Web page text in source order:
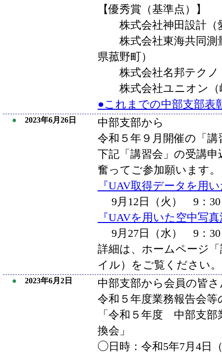
【優秀賞（基準点）】
株式会社神田設計（
株式会社東海共同測
県菰野町）
株式会社名邦テクノ
株式会社ユニオン（
●これまでの中部支部表
● 2023年6月26日
中部支部から
令和５年９月開催の「
下記「講習会」の受講
奮ってご参加願います。
『UAV取得データを用
9月12日（火） 9：30
『UAVを用いた空中写
9月27日（水） 9：30
詳細は、ホームページ
イル）をご覧ください。
● 2023年6月2日
中部支部から会員の皆
令和５年度業務報告会等
「令和５年度 中部支部
換会」
◯日時：令和5年7月4日